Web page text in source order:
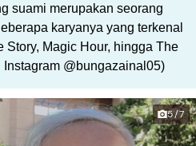
suami merupakan seorang
karyanya yang terkenal
Story, Magic Hour, hingga The
Instagram @bungazainal05)
5/7